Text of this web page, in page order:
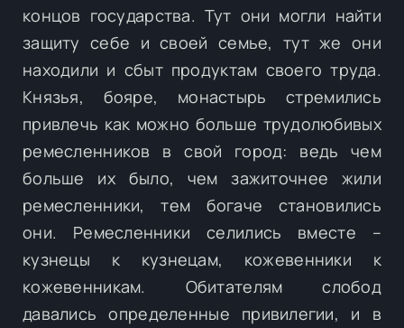
концов государства. Тут они могли найти
защиту себе и своей семье, тут же они
находили и сбыт продуктам своего труда.
Князья, бояре, монастырь стремились
привлечь как можно больше трудолюбивых
ремесленников в свой город: ведь чем
больше их было, чем зажиточнее жили
ремесленники, тем богаче становились
они. Ремесленники селились вместе –
кузнецы к кузнецам, кожевенники к
кожевенникам. Обитателям слобод
давались определенные привилегии, и в